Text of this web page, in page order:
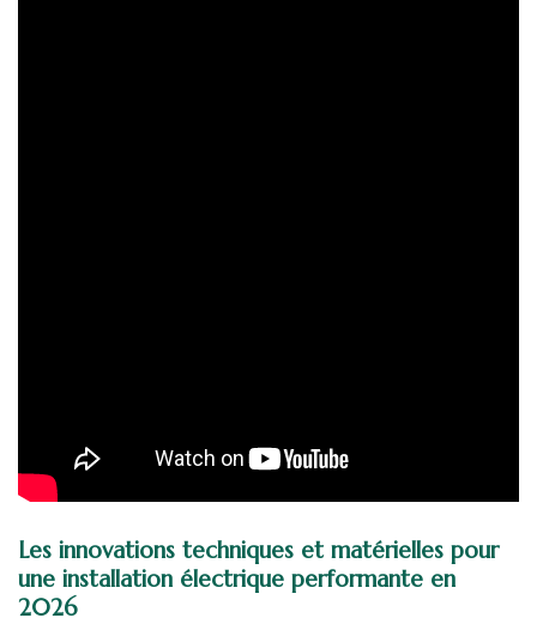
Les innovations techniques et matérielles pour
une installation électrique performante en
2026